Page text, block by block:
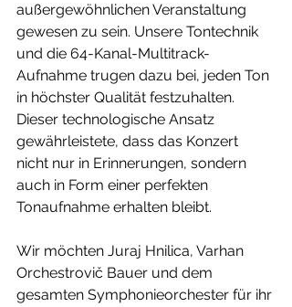
außergewöhnlichen Veranstaltung
gewesen zu sein. Unsere Tontechnik
und die 64-Kanal-Multitrack-
Aufnahme trugen dazu bei, jeden Ton
in höchster Qualität festzuhalten.
Dieser technologische Ansatz
gewährleistete, dass das Konzert
nicht nur in Erinnerungen, sondern
auch in Form einer perfekten
Tonaufnahme erhalten bleibt.
Wir möchten Juraj Hnilica, Varhan
Orchestrovič Bauer und dem
gesamten Symphonieorchester für ihr